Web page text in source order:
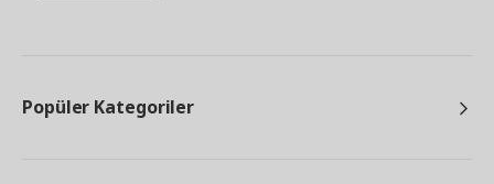
Popüler Kategoriler